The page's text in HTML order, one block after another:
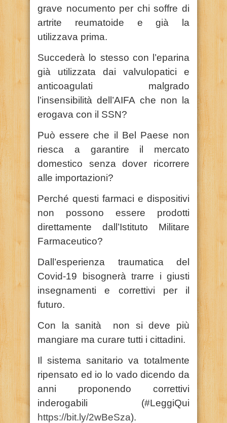
grave nocumento per chi soffre di
artrite reumatoide e già la
utilizzava prima.
Succederà lo stesso con l’eparina
già utilizzata dai valvulopatici e
anticoagulati malgrado
l’insensibilità dell’AIFA che non la
erogava con il SSN?
Può essere che il Bel Paese non
riesca a garantire il mercato
domestico senza dover ricorrere
alle importazioni?
Perché questi farmaci e dispositivi
non possono essere prodotti
direttamente dall’Istituto Militare
Farmaceutico?
Dall’esperienza traumatica del
Covid-19 bisognerà trarre i giusti
insegnamenti e correttivi per il
futuro.
Con la sanità
non si deve più
mangiare ma curare tutti i cittadini.
Il sistema sanitario va totalmente
ripensato ed io lo vado dicendo da
anni proponendo correttivi
inderogabili (#LeggiQui
https://bit.ly/2wBeSza).